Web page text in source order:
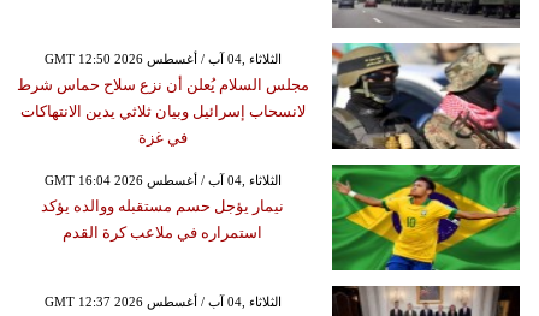
GMT 12:50 2026 الثلاثاء ,04 آب / أغسطس
مجلس السلام يُعلن أن نزع سلاح حماس شرط
لانسحاب إسرائيل وبيان ثلاثي يدين الانتهاكات
في غزة
GMT 16:04 2026 الثلاثاء ,04 آب / أغسطس
نيمار يؤجل حسم مستقبله ووالده يؤكد
استمراره في ملاعب كرة القدم
GMT 12:37 2026 الثلاثاء ,04 آب / أغسطس